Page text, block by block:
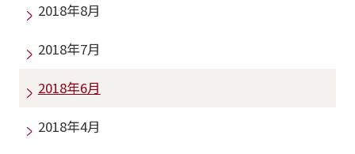
2018年8月
2018年7月
2018年6月
2018年4月